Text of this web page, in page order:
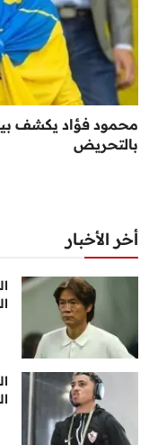
محمود فؤاد يكشف
بالتحريض
أخر الأخبار